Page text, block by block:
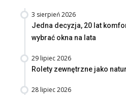
3 sierpień 2026
Jedna decyzja, 20 lat
wybrać okna na lata
29 lipiec 2026
Rolety zewnętrzne jako
28 lipiec 2026